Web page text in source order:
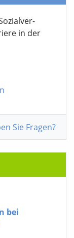
in der
Sie Fragen?
bei